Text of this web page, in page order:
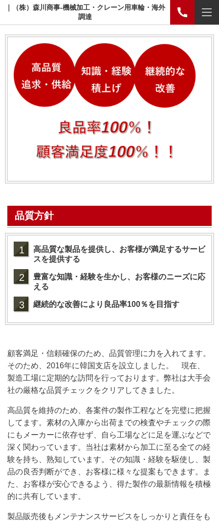
｜（株）森川商事-機械加工・クレーン用車輪・海外
調達
品質方針
1
高品質な製品を提供し、お客様が満足するサービ
スを提供する
2
豊富な知識・経験を生かし、お客様のニーズに応
える
3 継続的な改善により良品率100％を目指す
顧客満足・信頼確保のため、品質管理に力を入れてます。
そのため、2016年に韓国支店を設立しました。 現在、
製造工場に定期的な訪問を行っております。弊社は大手会
社の厳格な品質チェックをクリアしてきました。
高品質を維持のため、各案件の製作工程などを完璧に把握
してます。素材の入庫から出荷までの検査やチェックの際
にもメーカーに依存せず、自ら工場などに足を運ぶなどで
深く関わっています。当社は素材から加工に至る全ての経
験を持ち、熟知しています。その知識・経験を駆使し、製
品の良否判断ができ、お客様に様々な提案もできます。ま
た、お客様が安心できるよう、得た製作の最新情報を積極
的に共有しています。
製品販売後もメンテナンスサービスをしっかりと責任をも